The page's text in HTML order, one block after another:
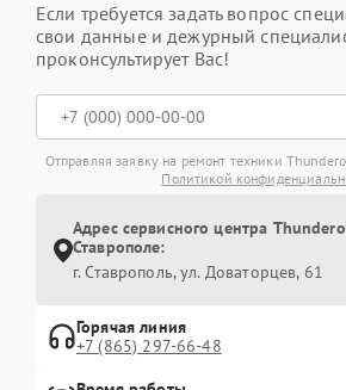
Если требуется задать вопрос
свои данные и дежурный
проконсультирует Вас!
Отправляя заявку на ремонт техники
Политикой
Адрес сервисного центра
Ставрополе:
г. Ставрополь, ул. Доваторцев, 61
Горячая линия
+7 (865) 297-66-48